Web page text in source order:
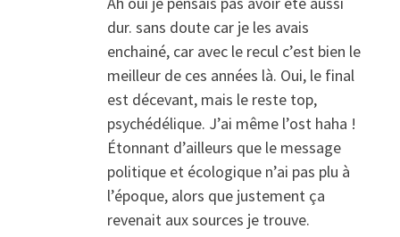
dur. sans doute car je les avais
enchainé, car avec le recul c’est bien le
meilleur de ces années là. Oui, le final
est décevant, mais le reste top,
psychédélique. J’ai même l’ost haha !
Étonnant d’ailleurs que le message
politique et écologique n’ai pas plu à
l’époque, alors que justement ça
revenait aux sources je trouve.